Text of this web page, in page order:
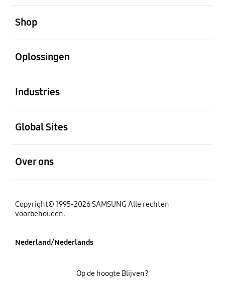
Shop
Oplossingen
Industries
Global Sites
Over ons
Copyright© 1995-2026 SAMSUNG Alle rechten
voorbehouden.
Nederland/Nederlands
Op de hoogte Blijven?